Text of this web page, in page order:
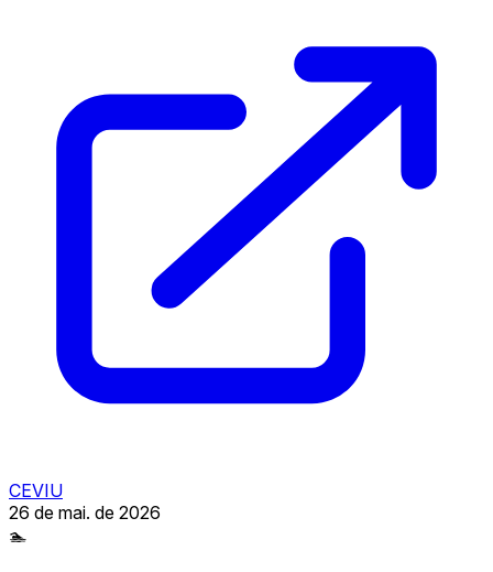
CEVIU
26 de mai. de 2026
🏊